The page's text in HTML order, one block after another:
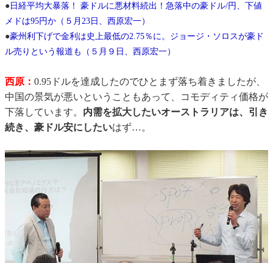
●日経平均大暴落！ 豪ドルに悪材料続出！急落中の豪ドル/円、下値
メドは95円か（５月23日、西原宏一）
●豪州利下げで金利は史上最低の2.75％に。ジョージ・ソロスが豪ド
ル売りという報道も（５月９日、西原宏一）
西原： 0.95ドルを達成したのでひとまず落ち着きましたが、
中国の景気が悪いということもあって、コモディティ価格が
下落しています。 内需を拡大したいオーストラリアは、引き
続き、豪ドル安にしたいはず…。